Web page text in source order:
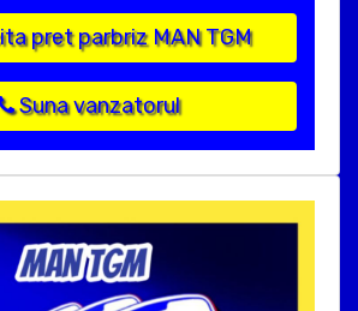
pret parbriz MAN TGM
Suna vanzatorul